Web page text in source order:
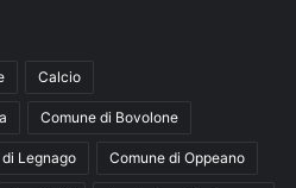
Calcio
Comune di Bovolone
Legnago Comune di Oppeano